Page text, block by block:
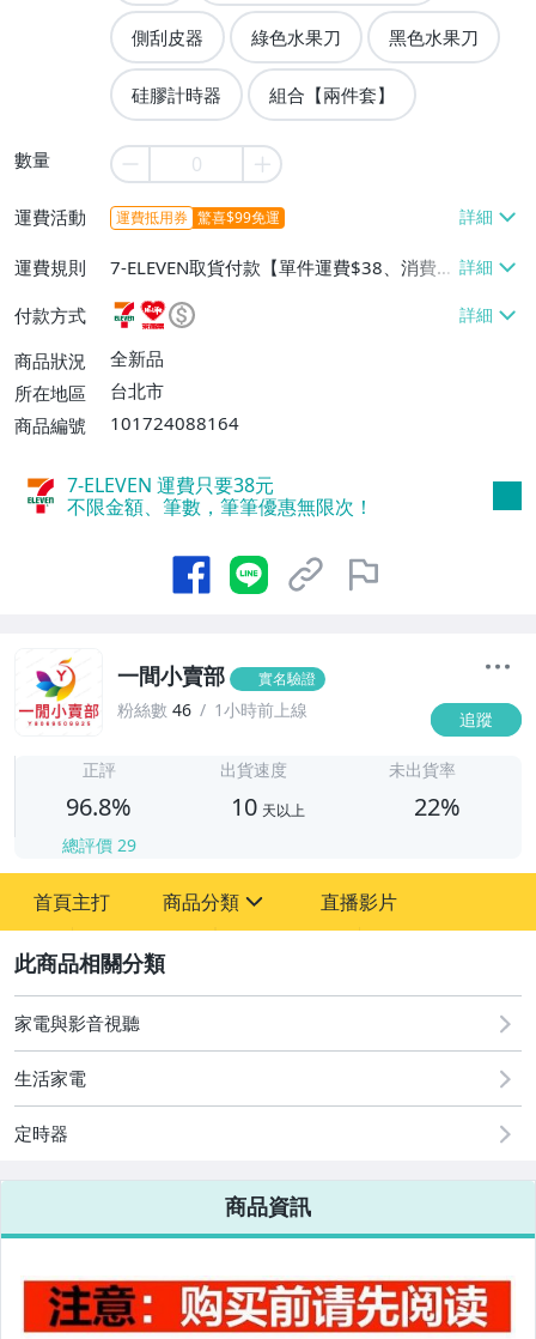
側刮皮器 綠色水果刀 黑色水果刀
硅膠計時器 組合【兩件套】
數量
運費活動 運費抵用券 驚喜$99免運
運費規則
7-ELEVEN取貨付款【單件運費$38、消費滿
$990免運費】、萊爾富取貨付款【單件運
費$60、消費滿$990免運費】、宅配/貨運
【單件運費$80、消費滿$990免運費】
付款方式
商品狀況
全新品
所在地區
台北市
商品編號
101724088164
7-ELEVEN 運費只要38元
不限金額、筆數，筆筆優惠無限次！
一間小賣部 實名驗證
粉絲數 46 1小時前上線 追蹤
正評
96.8%
總評價 29
出貨速度
10 天以上
未出貨率
22%
首頁主打 商品分類
汽機車精品百貨
居家、家具與園藝
直播影片
家電與影音視聽
生活家電
定時器
商品資訊